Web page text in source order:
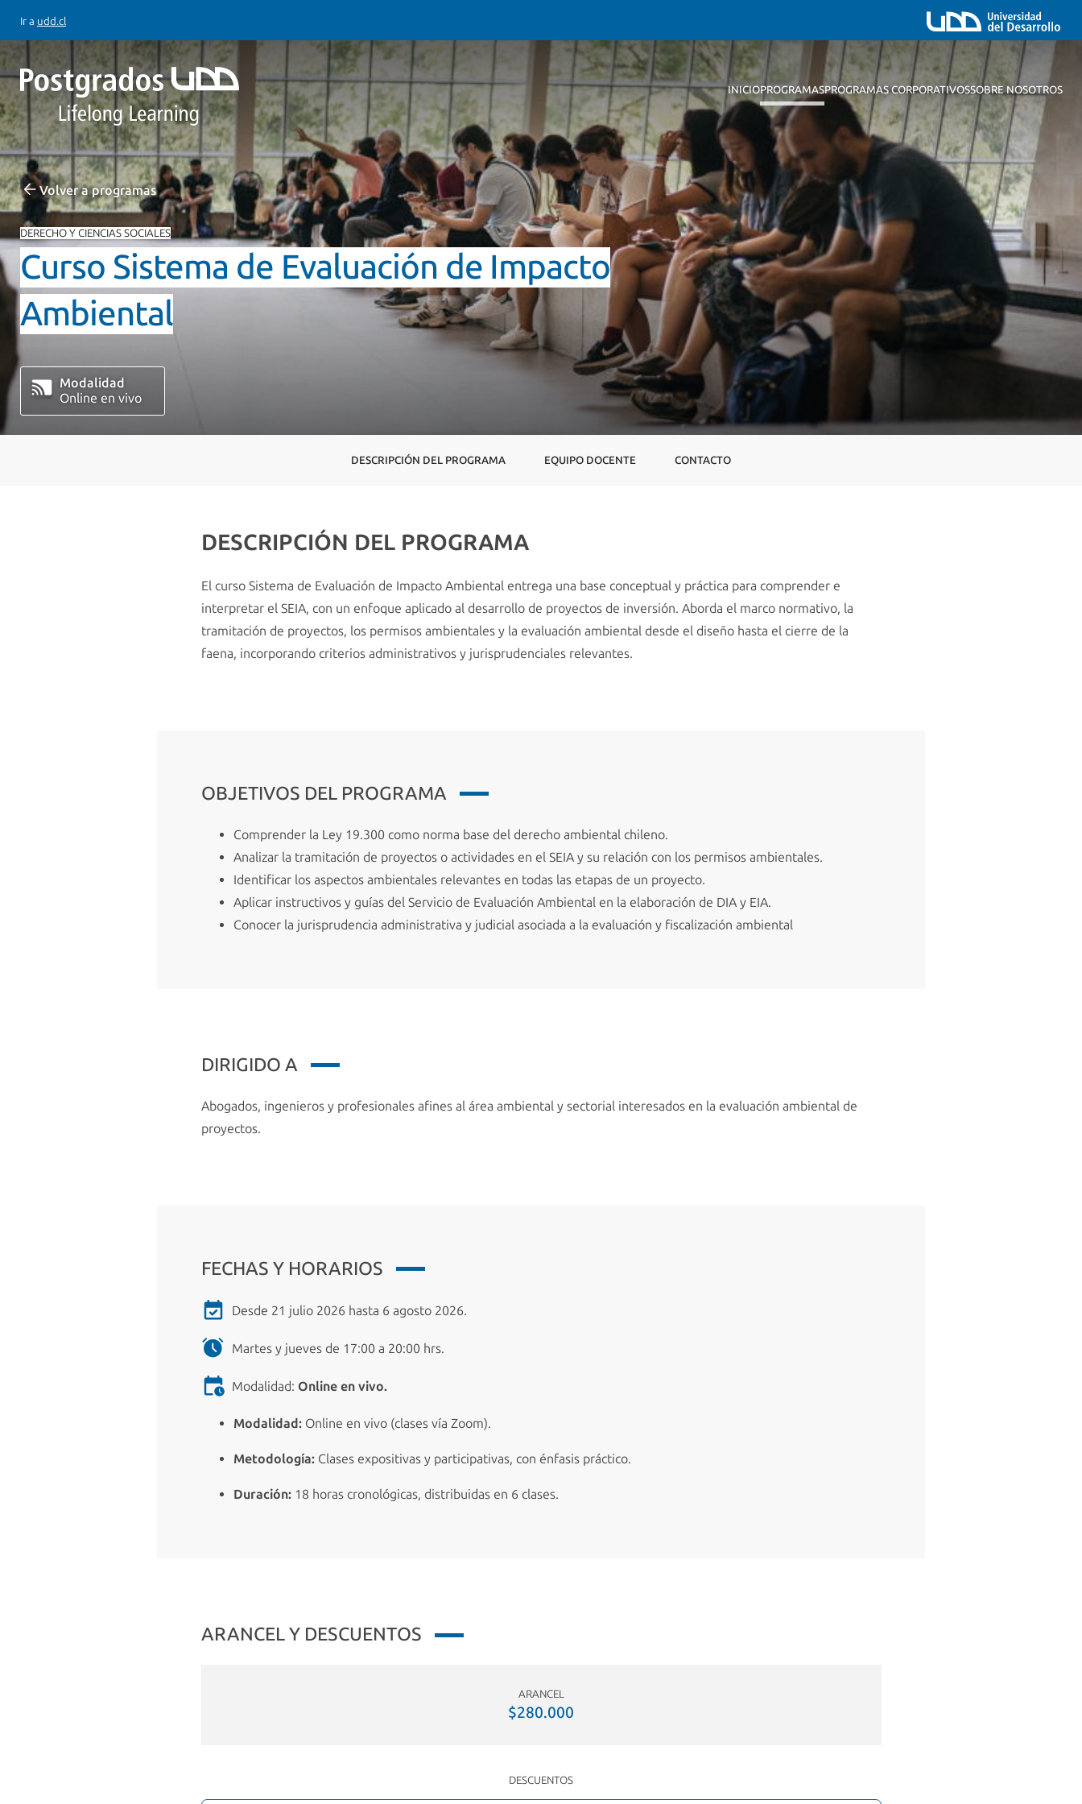
Ir a udd.cl
INICIOPROGRAMASPROGRAMAS CORPORATIVOSSOBRE NOSOTROS
Volver a programas
DERECHO Y CIENCIAS SOCIALES
Curso Sistema de Evaluación de Impacto
Ambiental
Modalidad
Online en vivo
DESCRIPCIÓN DEL PROGRAMA EQUIPO DOCENTE CONTACTO
DESCRIPCIÓN DEL PROGRAMA
El curso Sistema de Evaluación de Impacto Ambiental entrega una base conceptual y práctica para comprender e
interpretar el SEIA, con un enfoque aplicado al desarrollo de proyectos de inversión. Aborda el marco normativo, la
tramitación de proyectos, los permisos ambientales y la evaluación ambiental desde el diseño hasta el cierre de la
faena, incorporando criterios administrativos y jurisprudenciales relevantes.
OBJETIVOS DEL PROGRAMA
Comprender la Ley 19.300 como norma base del derecho ambiental chileno.
Analizar la tramitación de proyectos o actividades en el SEIA y su relación con los permisos ambientales.
Identificar los aspectos ambientales relevantes en todas las etapas de un proyecto.
Aplicar instructivos y guías del Servicio de Evaluación Ambiental en la elaboración de DIA y EIA.
Conocer la jurisprudencia administrativa y judicial asociada a la evaluación y fiscalización ambiental
DIRIGIDO A
Abogados, ingenieros y profesionales afines al área ambiental y sectorial interesados en la evaluación ambiental de
proyectos.
FECHAS Y HORARIOS
Desde 21 julio 2026 hasta 6 agosto 2026.
Martes y jueves de 17:00 a 20:00 hrs.
Modalidad: Online en vivo.
Modalidad:Online en vivo (clases vía Zoom).
Metodología:Clases expositivas y participativas, con énfasis práctico.
Duración:18 horas cronológicas, distribuidas en 6 clases.
ARANCEL Y DESCUENTOS
ARANCEL
$280.000
DESCUENTOS